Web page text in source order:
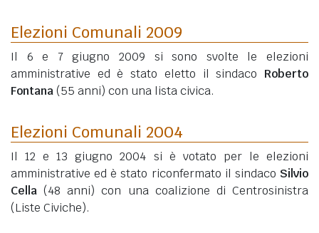
Elezioni Comunali 2009
Il 6 e 7 giugno 2009 si sono svolte le elezioni
amministrative ed è stato eletto il sindaco Roberto
Fontana(55 anni) con una lista civica.
Elezioni Comunali 2004
Il 12 e 13 giugno 2004 si è votato per le elezioni
amministrative ed è stato riconfermato il sindaco Silvio
Cella (48 anni) con una coalizione di Centrosinistra
(Liste Civiche).